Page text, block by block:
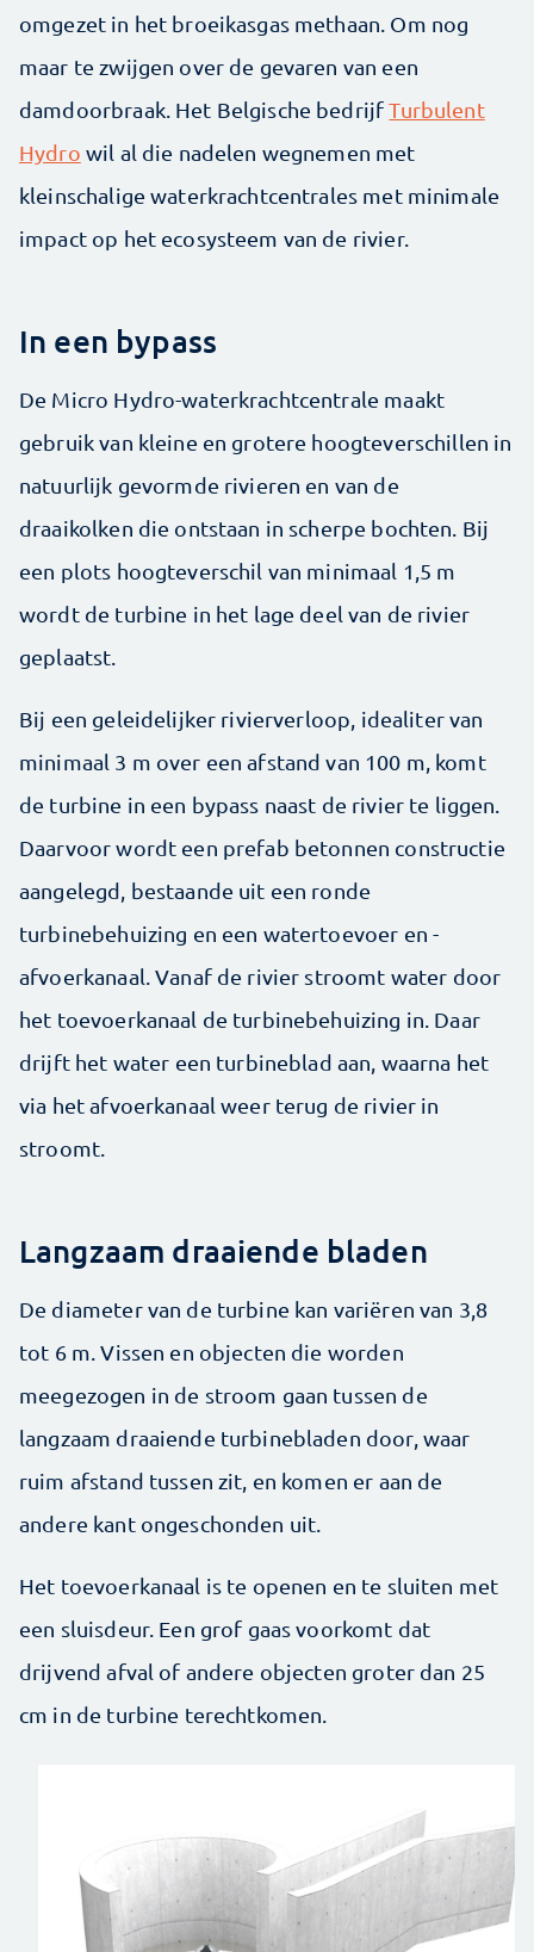
omgezet in het broeikasgas methaan. Om nog
maar te zwijgen over de gevaren van een
damdoorbraak. Het Belgische bedrijfTurbulent
Hydro wil al die nadelen wegnemen met
kleinschalige waterkrachtcentrales met minimale
impact op het ecosysteem van de rivier.
In een bypass
De Micro Hydro-waterkrachtcentrale maakt
gebruik van kleine en grotere hoogteverschillen in
natuurlijk gevormde rivieren en van de
draaikolken die ontstaan in scherpe bochten. Bij
een plots hoogteverschil van minimaal 1,5 m
wordt de turbine in het lage deel van de rivier
geplaatst.
Bij een geleidelijker rivierverloop, idealiter van
minimaal 3 m over een afstand van 100 m, komt
de turbine in een bypass naast de rivier te liggen.
Daarvoor wordt een prefab ­betonnen constructie
aangelegd, bestaande uit een ronde
turbinebehuizing en een watertoevoer en -
afvoerkanaal. ­Vanaf de rivier stroomt water door
het toevoer­kanaal de turbinebehuizing in. Daar
drijft het water een turbineblad aan, waarna het
via het afvoer­kanaal weer terug de rivier in
stroomt.
Langzaam draaiende bladen
De diameter van de turbine kan variëren van 3,8
tot 6 m. Vissen en objecten die worden
meegezogen in de stroom gaan tussen de
langzaam draaiende turbinebladen door, waar
ruim afstand tussen zit, en komen er aan de
andere kant ongeschonden uit.
Het toevoer­kanaal is te openen en te sluiten met
een sluisdeur. Een grof gaas voorkomt dat
drijvend afval of andere objecten groter dan 25
cm in de turbine terechtkomen.